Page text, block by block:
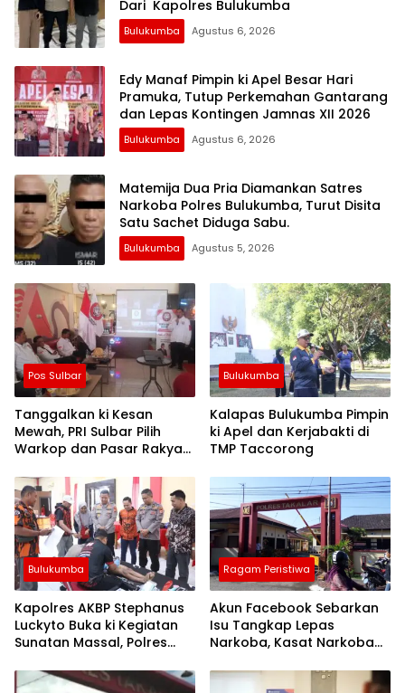
Dari Kapolres Bulukumba
Bulukumba Agustus 6, 2026
Edy Manaf Pimpin ki Apel Besar Hari
Pramuka, Tutup Perkemahan Gantarang
dan Lepas Kontingen Jamnas XII 2026
Bulukumba Agustus 6, 2026
Matemija Dua Pria Diamankan Satres
Narkoba Polres Bulukumba, Turut Disita
Satu Sachet Diduga Sabu.
Bulukumba Agustus 5, 2026
Pos Sulbar
Tanggalkan ki Kesan
Mewah, PRI Sulbar Pilih
Warkop dan Pasar Rakyat
Bulukumba
Kalapas Bulukumba Pimpin
ki Apel dan Kerjabakti di
TMP Taccorong
Bulukumba
Kapolres AKBP Stephanus
Luckyto Buka ki Kegiatan
Sunatan Massal, Polres
dengan Pemuda Pancasila
Ragam Peristiwa
Akun Facebook Sebarkan
Isu Tangkap Lepas
Narkoba, Kasat Narkoba
dan Fitnah